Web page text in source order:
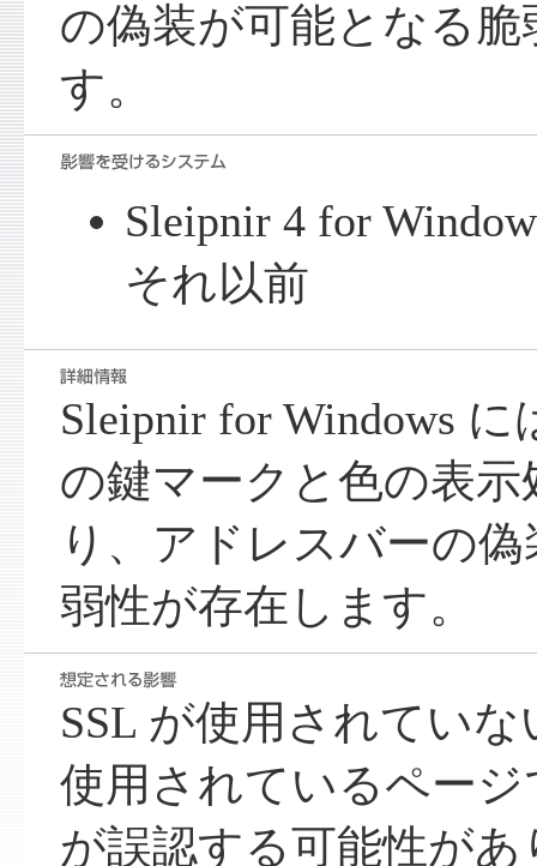
の偽装が可能となる
す。
Sleipnir 4 for
それ以前
Sleipnir for Windows
の鍵マークと色の表
り、アドレスバーの
弱性が存在します。
SSL が使用されてい
使用されているペー
が誤認する可能性があ